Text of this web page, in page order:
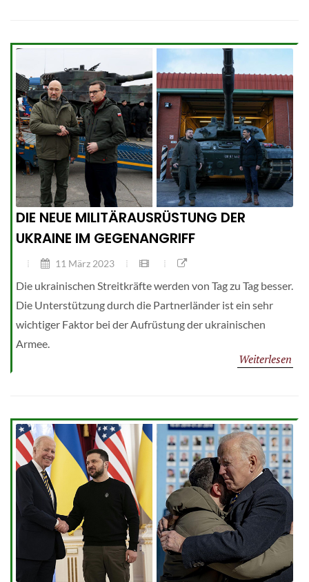
DIE NEUE MILITÄRAUSRÜSTUNG DER
UKRAINE IM GEGENANGRIFF
11 März 2023
Die ukrainischen Streitkräfte werden von Tag zu Tag besser.
Die Unterstützung durch die Partnerländer ist ein sehr
wichtiger Faktor bei der Aufrüstung der ukrainischen
Armee.
Weiterlesen